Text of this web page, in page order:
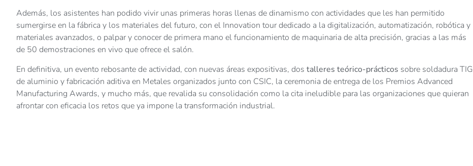
Además, los asistentes han podido vivir unas primeras horas llenas de dinamismo con actividades que les han permitido
sumergirse en la fábrica y los materiales del futuro, con el Innovation tour dedicado a la digitalización, automatización, robótica y
materiales avanzados, o palpar y conocer de primera mano el funcionamiento de maquinaria de alta precisión, gracias a las más
de 50 demostraciones en vivo que ofrece el salón.
En definitiva, un evento rebosante de actividad, con nuevas áreas expositivas, dos talleres teórico-prácticos sobre soldadura TIG
de aluminio y fabricación aditiva en Metales organizados junto con CSIC, la ceremonia de entrega de los Premios Advanced
Manufacturing Awards, y mucho más, que revalida su consolidación como la cita ineludible para las organizaciones que quieran
afrontar con eficacia los retos que ya impone la transformación industrial.